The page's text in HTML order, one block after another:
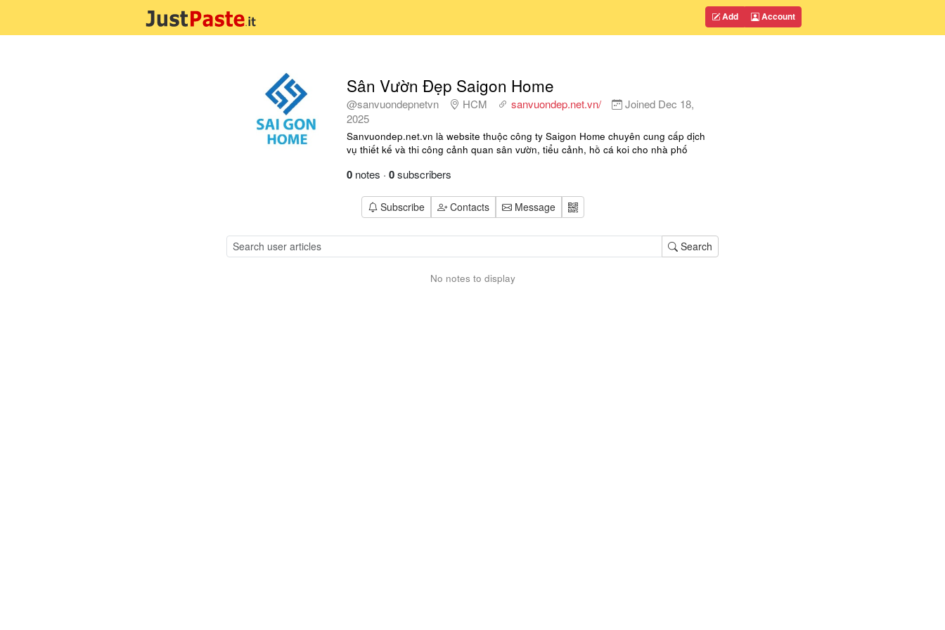
Add Account
Sân Vườn Đẹp Saigon Home
@sanvuondepnetvn HCM sanvuondep.net.vn/ Joined Dec 18,
2025
Sanvuondep.net.vn là website thuộc công ty Saigon Home chuyên cung cấp dịch
vụ thiết kế và thi công cảnh quan sân vườn, tiểu cảnh, hồ cá koi cho nhà phố
0 notes · 0subscribers
Subscribe Contacts Message
Search
No notes to display